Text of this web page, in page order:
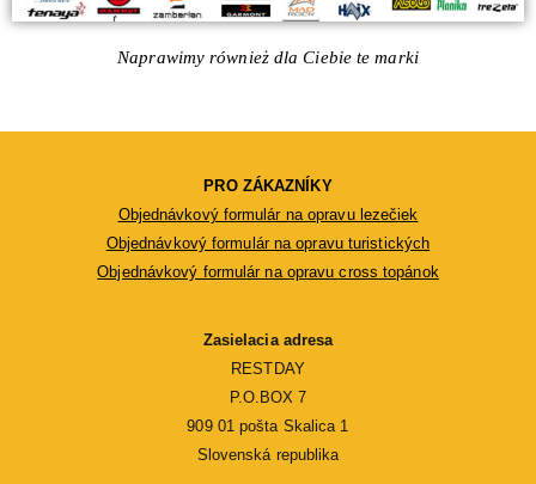
Naprawimy również dla Ciebie te marki
PRO ZÁKAZNÍKY
Objednávkový formulár na opravu lezečiek
Objednávkový formulár na opravu turistických
Objednávkový formulár na opravu cross topánok
Zasielacia adresa
RESTDAY
P.O.BOX 7
909 01 pošta Skalica 1
Slovenská republika